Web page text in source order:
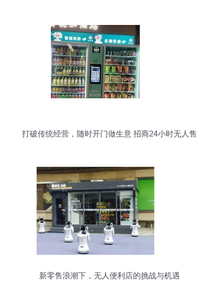
打破传统经营，随时开门做生意 招商24小时无人售
新零售浪潮下，无人便利店的挑战与机遇